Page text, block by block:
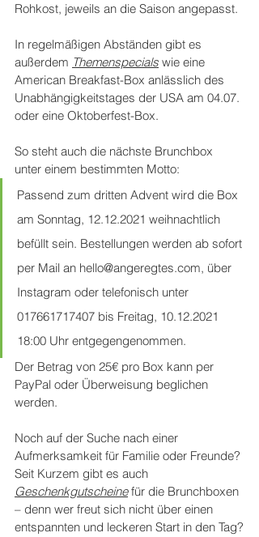
Rohkost, jeweils an die Saison angepasst.
In regelmäßigen Abständen gibt es
außerdem Themenspecials wie eine
American Breakfast-Box anlässlich des
Unabhängigkeitstages der USA am 04.07.
oder eine Oktoberfest-Box.
So steht auch die nächste Brunchbox
unter einem bestimmten Motto:
Passend zum dritten Advent wird die Box
am Sonntag, 12.12.2021 weihnachtlich
befüllt sein. Bestellungen werden ab sofort
per Mail an hello@angeregtes.com, über
Instagram oder telefonisch unter
017661717407 bis Freitag, 10.12.2021
18:00 Uhr entgegengenommen.
Der Betrag von 25€ pro Box kann per
PayPal oder Überweisung beglichen
werden.
Noch auf der Suche nach einer
Aufmerksamkeit für Familie oder Freunde?
Seit Kurzem gibt es auch
Geschenkgutscheine für die Brunchboxen
– denn wer freut sich nicht über einen
entspannten und leckeren Start in den Tag?